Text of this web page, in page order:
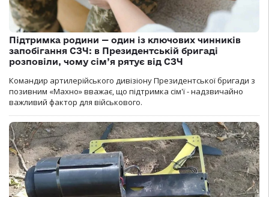
Підтримка родини — один із ключових чинників
запобігання СЗЧ: в Президентській бригаді
розповіли, чому сім’я рятує від СЗЧ
Командир артилерійського дивізіону Президентської бригади з
позивним «Махно» вважає, що підтримка сім'ї - надзвичайно
важливий фактор для військового.